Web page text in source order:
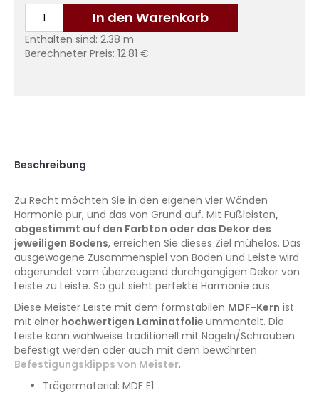
In den Warenkorb
Enthalten sind: 2.38 m
Berechneter Preis: 12.81 €
Beschreibung
Zu Recht möchten Sie in den eigenen vier Wänden
Harmonie pur, und das von Grund auf. Mit Fußleisten,
abgestimmt auf den Farbton oder das Dekor des
jeweiligen Bodens, erreichen Sie dieses Ziel mühelos. Das
ausgewogene Zusammenspiel von Boden und Leiste wird
abgerundet vom überzeugend durchgängigen Dekor von
Leiste zu Leiste. So gut sieht perfekte Harmonie aus.
Diese Meister Leiste mit dem formstabilen MDF-Kern ist
mit einer hochwertigen Laminatfolie ummantelt. Die
Leiste kann wahlweise traditionell mit Nägeln/Schrauben
befestigt werden oder auch mit dem bewährten
Befestigungsklipps von Meister.
Trägermaterial: MDF E1